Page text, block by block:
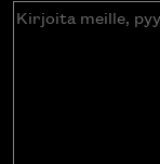
Kirjoita